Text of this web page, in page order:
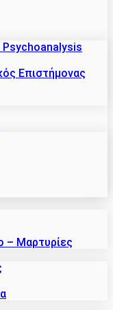
Psychoanalysis
Επιστήμονας
– Μαρτυρίες